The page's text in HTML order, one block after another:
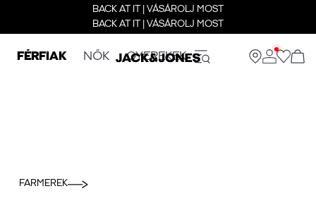
BACK AT IT | VÁSÁROLJ MOST
BACK AT IT | VÁSÁROLJ MOST
FÉRFIAK NŐK GYEREKEK
FARMEREK